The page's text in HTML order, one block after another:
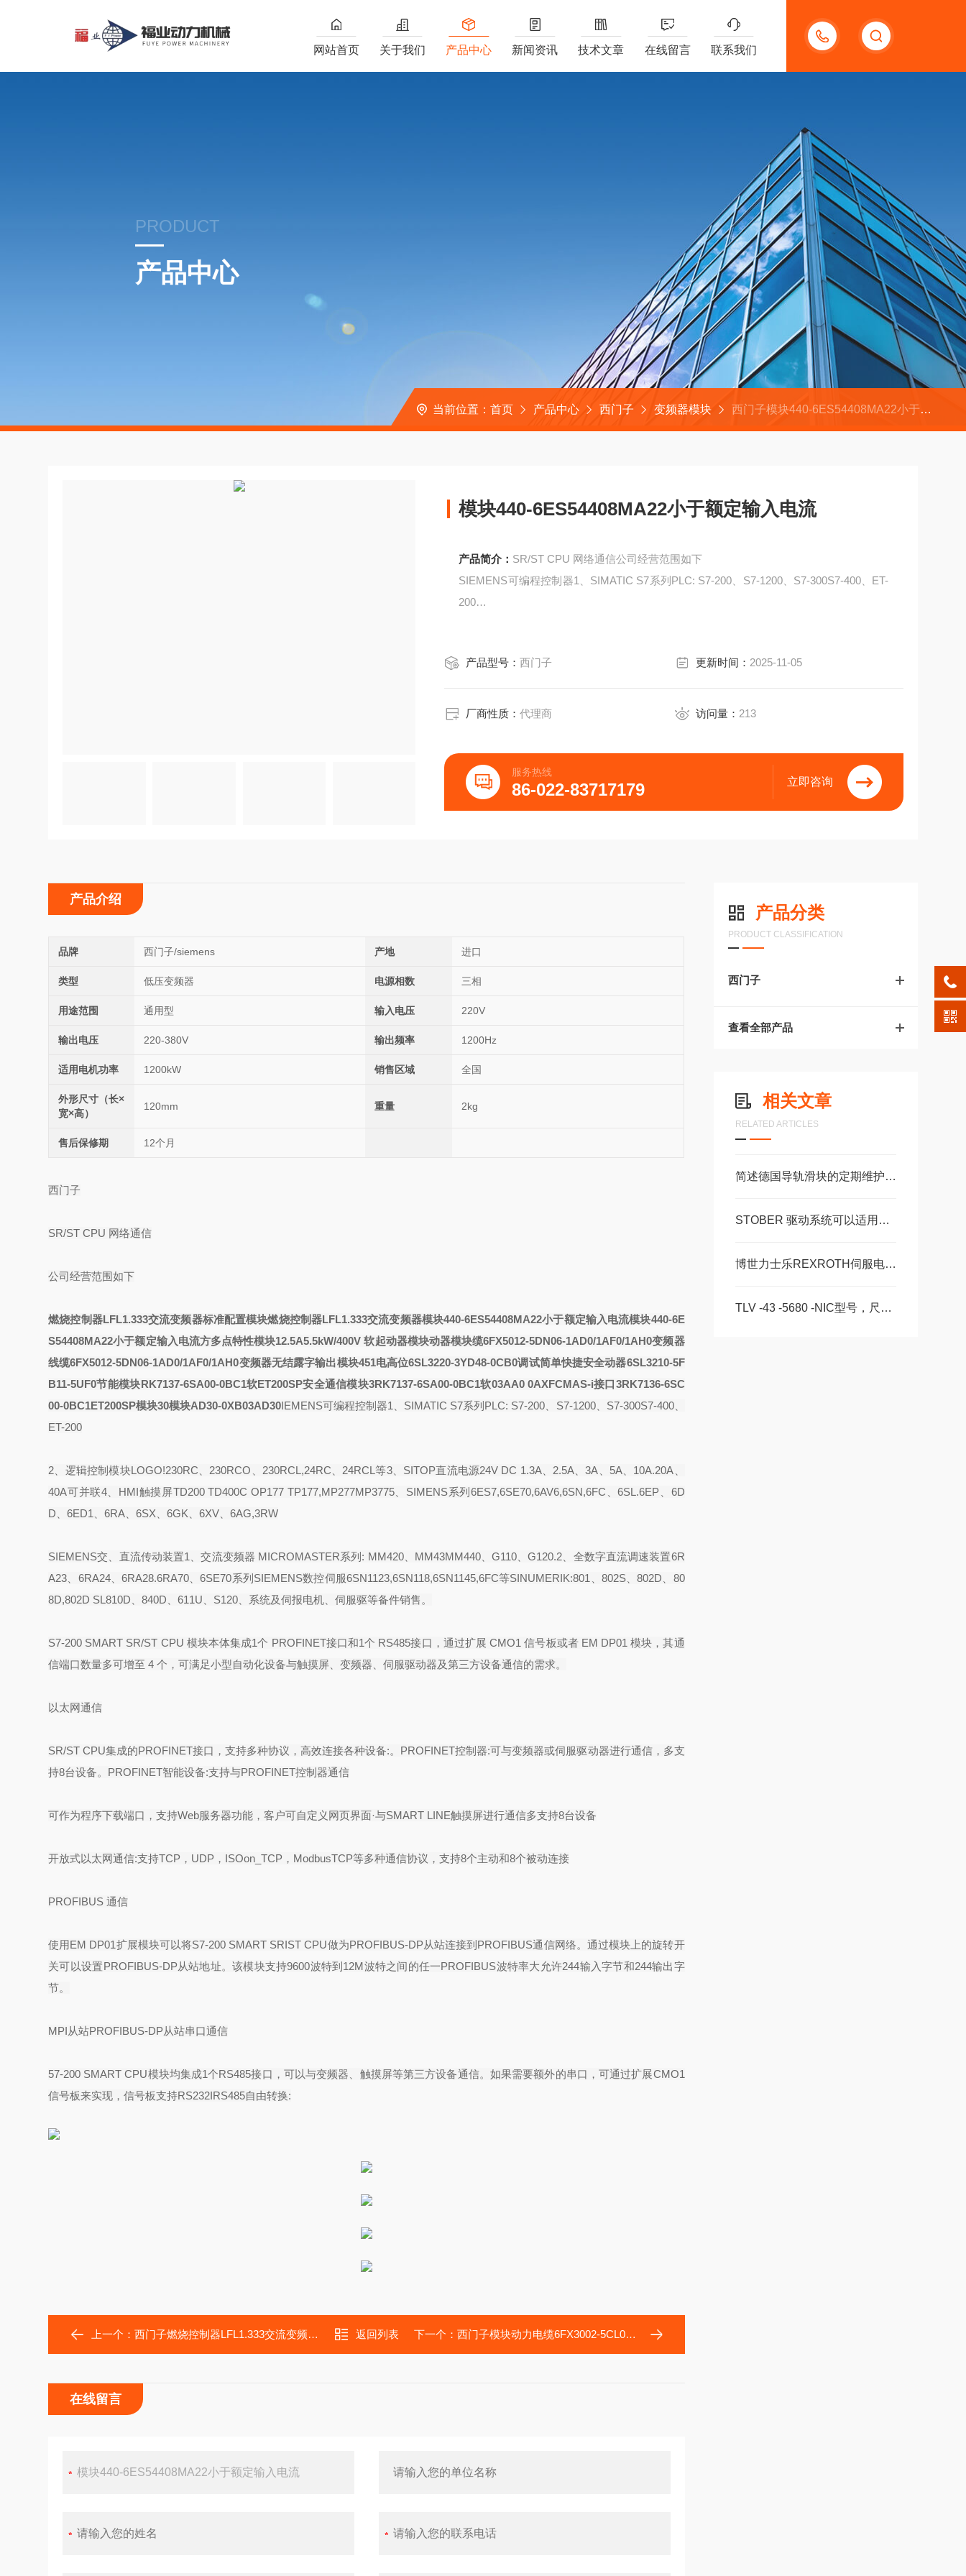
13132097161
网站首页 关于我们 产品中心 新闻资讯 技术文章 在线留言 联系我们
PRODUCT
产品中心
当前位置： 首页 产品中心 西门子 变频器模块 西门子模块440-6ES54408MA22小于额定输入电流
模块440-6ES54408MA22小于额定输入电流
产品简介： SR/ST CPU 网络通信公司经营范围如下
SIEMENS可编程控制器1、SIMATIC S7系列PLC: S7-200、S7-1200、S7-300S7-400、ET-
200
产品型号：西门子 更新时间： 2025-11-05
厂商性质：代理商 访问量： 213
服务热线
86-022-83717179 立即咨询
产品分类
PRODUCT CLASSIFICATION
西门子
查看全部产品
相关文章
RELATED ARTICLES
简述德国导轨滑块的定期维护保养方法
STOBER 驱动系统可以适用于配合精度高自由扩展 – 方案。 ‍
博世力士乐REXROTH伺服电机常见问题相应解决方法分享
TLV -43 -5680 -NIC型号，尺寸，长度CS -28 -100 -2RS -B -NIC 。
产品介绍
品牌 西门子/siemens 产地 进口
类型 低压变频器 电源相数 三相
用途范围 通用型 输入电压 220V
输出电压 220-380V 输出频率 1200Hz
适用电机功率 1200kW 销售区域 全国
外形尺寸（长×
宽×高）
120mm 重量 2kg
售后保修期 12个月
西门子
SR/ST CPU 网络通信
公司经营范围如下
燃烧控制器LFL1.333交流变频器标准配置模块燃烧控制器LFL1.333交流变频器模块440-6ES54408MA22小于额定输入电流模块440-6E
S54408MA22小于额定输入电流方多点特性模块12.5A5.5kW/400V 软起动器模块动器模块缆6FX5012-5DN06-1AD0/1AF0/1AH0变频器
线缆6FX5012-5DN06-1AD0/1AF0/1AH0变频器无结露字输出模块451电高位6SL3220-3YD48-0CB0调试简单快捷安全动器6SL3210-5F
B11-5UF0节能模块RK7137-6SA00-0BC1软ET200SP安全通信模块3RK7137-6SA00-0BC1软03AA0 0AXFCMAS-i接口3RK7136-6SC
00-0BC1ET200SP模块30模块AD30-0XB03AD30IEMENS可编程控制器1、SIMATIC S7系列PLC: S7-200、S7-1200、S7-300S7-400、
ET-200
2、逻辑控制模块LOGO!230RC、230RCO、230RCL,24RC、24RCL等3、SITOP直流电源24V DC 1.3A、2.5A、3A、5A、10A.20A、
40A可并联4、HMI触摸屏TD200 TD400C OP177 TP177,MP277MP3775、SIMENS系列6ES7,6SE70,6AV6,6SN,6FC、6SL.6EP、6D
D、6ED1、6RA、6SX、6GK、6XV、6AG,3RW
SIEMENS交、直流传动装置1、交流变频器 MICROMASTER系列: MM420、MM43MM440、G110、G120.2、全数字直流调速装置6R
A23、6RA24、6RA28.6RA70、6SE70系列SIEMENS数控伺服6SN1123,6SN118,6SN1145,6FC等SINUMERIK:801、802S、802D、80
8D,802D SL810D、840D、611U、S120、系统及伺报电机、伺服驱等备件销售。
S7-200 SMART SR/ST CPU 模块本体集成1个 PROFINET接口和1个 RS485接口，通过扩展CMO1信号板或者 EM DP01模块，其通
信端口数量多可增至4个，可满足小型自动化设备与触摸屏、变频器、伺服驱动器及第三方设备通信的需求。
以太网通信
SR/ST CPU集成的PROFINET接口，支持多种协议，高效连接各种设备:。 PROFINET控制器:可与变频器或伺服驱动器进行通信，多支
持8台设备。 PROFINET智能设备:支持与PROFINET控制器通信
可作为程序下载端口，支持Web服务器功能，客户可自定义网页界面·与SMART LINE触摸屏进行通信多支持8台设备
开放式以太网通信:支持TCP ， UDP ， ISOon_TCP ， ModbusTCP等多种通信协议，支持8个主动和8个被动连接
PROFIBUS通信
使用EM DP01扩展模块可以将S7-200 SMART SRIST CPU做为PROFIBUS-DP从站连接到 PROFIBUS通信网络。通过模块上的旋转开
关可以设置PROFIBUS-DP从站地址。该模块支持9600波特到 12M波特之间的任一PROFIBUS波特率大允许244输入字节和244输出字
节。
MPI从站PROFIBUS-DP从站串口通信
57-200 SMART CPU模块均集成1个RS485接口，可以与变频器、触摸屏等第三方设备通信。如果需要额外的串口，可通过扩展CMO1
信号板来实现，信号板支持RS232IRS485自由转换:
上一个：西门子燃烧控制器LFL1.333交流变频器标准配置模块 返回列表 下一个： 西门子模块动力电缆6FX3002-5CL02-1AD0/1AF0/1AH
在线留言